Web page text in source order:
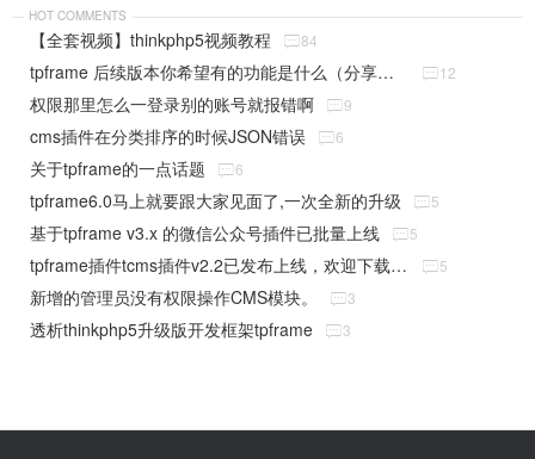
HOT COMMENTS
【全套视频】thinkphp5视频教程 84
tpframe 后续版本你希望有的功能是什么（分享贴） 12
权限那里怎么一登录别的账号就报错啊 9
cms插件在分类排序的时候JSON错误 6
关于tpframe的一点话题 6
tpframe6.0马上就要跟大家见面了,一次全新的升级 5
基于tpframe v3.x 的微信公众号插件已批量上线 5
tpframe插件tcms插件v2.2已发布上线，欢迎下载使用 5
新增的管理员没有权限操作CMS模块。 3
透析thinkphp5升级版开发框架tpframe 3